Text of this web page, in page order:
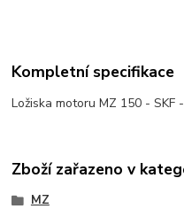
Kompletní specifikace
Ložiska motoru MZ 150 - SKF
Zboží zařazeno v
MZ